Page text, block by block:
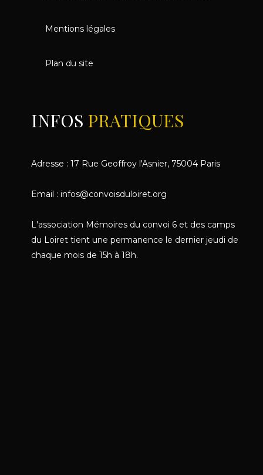
Mentions légales
Plan du site
INFOS PRATIQUES
Adresse : 17 Rue Geoffroy l'Asnier, 75004 Paris
Email : infos@convoisduloiret.org
L'association Mémoires du convoi 6 et des camps
du Loiret tient une permanence le dernier jeudi de
chaque mois de 15h à 18h.